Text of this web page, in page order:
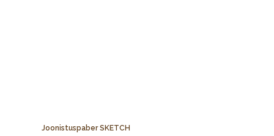
Joonistuspaber SKETCH